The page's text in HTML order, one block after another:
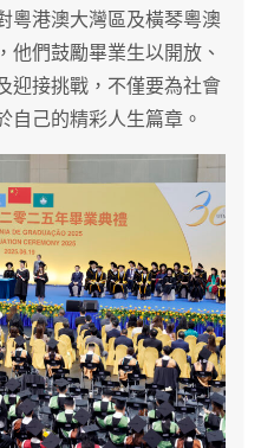
粵港澳大灣區及橫琴粵澳
他們鼓勵畢業生以開放、
迎接挑戰，不僅要為社會
自己的精彩人生篇章。